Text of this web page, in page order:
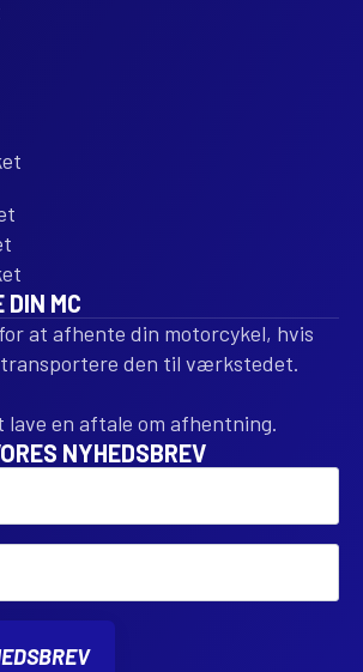
DIN MC
at afhente din motorcykel, hvis
transportere den til værkstedet.
lave en aftale om afhentning.
NYHEDSBREV